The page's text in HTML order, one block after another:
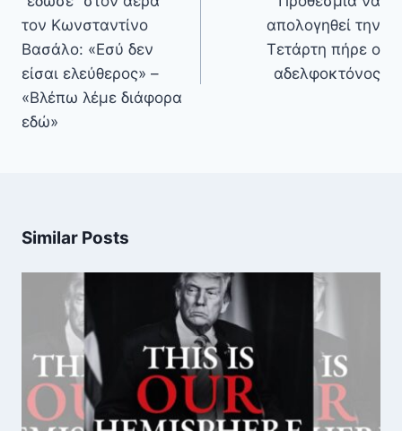
τον Κωνσταντίνο
Βασάλο: «Εσύ δεν
είσαι ελεύθερος» –
«Βλέπω λέμε διάφορα
εδώ»
απολογηθεί την
Τετάρτη πήρε ο
αδελφοκτόνος
Similar Posts